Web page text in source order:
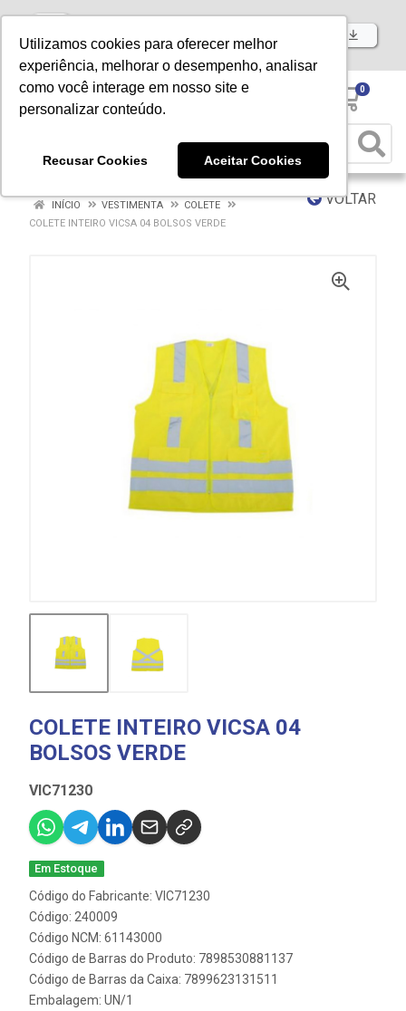
Utilizamos cookies para oferecer melhor
experiência, melhorar o desempenho, analisar
como você interage em nosso site e
personalizar conteúdo.
Recusar Cookies Aceitar Cookies
Baixe já nosso APP
0
VOLTAR
INÍCIO VESTIMENTA
COLETE
COLETE INTEIRO VICSA 04 BOLSOS VERDE
COLETE INTEIRO VICSA 04
BOLSOS VERDE
VIC71230
Em Estoque
Código do Fabricante: VIC71230
Código: 240009
Código NCM: 61143000
Código de Barras do Produto: 7898530881137
Código de Barras da Caixa: 7899623131511
Embalagem: UN/1